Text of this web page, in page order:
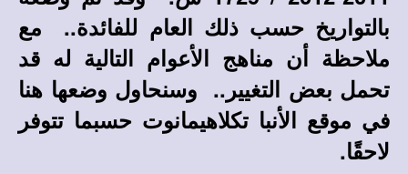
بالتواريخ حسب ذلك العام للفائدة.. مع
ملاحظة أن مناهج الأعوام التالية له قد
تحمل بعض التغيير.. وسنحاول وضعها هنا
في موقع الأنبا تكلاهيمانوت حسبما تتوفر
لاحقًا.